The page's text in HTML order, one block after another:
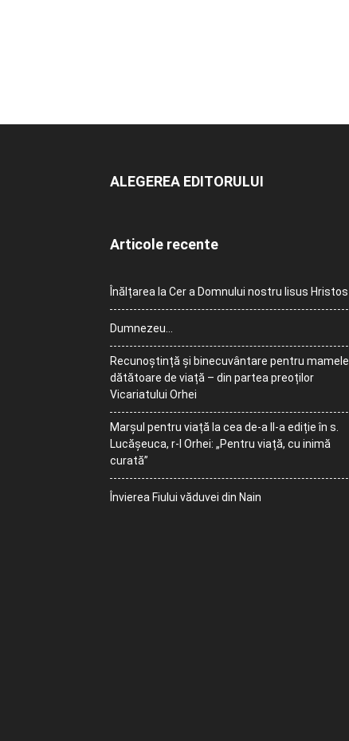
ALEGEREA EDITORULUI
Articole recente
Înălțarea la Cer a Domnului nostru Iisus Hristos
Dumnezeu…
Recunoștință și binecuvântare pentru mamele
dătătoare de viață – din partea preoților
Vicariatului Orhei
Marșul pentru viață la cea de-a II-a ediție în s.
Lucășeuca, r-l Orhei: „Pentru viață, cu inimă
curată”
Învierea Fiului văduvei din Nain